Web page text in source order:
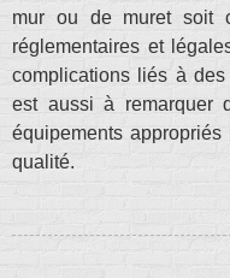
mur ou de muret soit
réglementaires et
complications liés à des
est aussi à remarquer
équipements
qualité.